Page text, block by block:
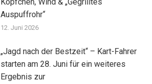
Auspuffrohr“
12. Juni 2026
„Jagd nach der Bestzeit“ – Kart-Fahrer
starten am 28. Juni für ein weiteres
Ergebnis zur